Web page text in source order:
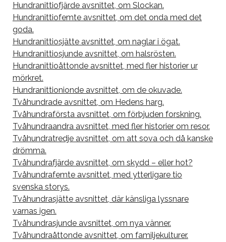
Hundranittiofjärde avsnittet, om Slockan.
Hundranittiofemte avsnittet, om det onda med det
goda.
Hundranittiosjätte avsnittet, om naglar i ögat.
Hundranittiosjunde avsnittet, om halsrösten.
Hundranittioåttonde avsnittet, med fler historier ur
mörkret.
Hundranittionionde avsnittet, om de okuvade.
Tvåhundrade avsnittet, om Hedens harg.
Tvåhundraförsta avsnittet, om förbjuden forskning.
Tvåhundraandra avsnittet, med fler historier om resor.
Tvåhundratredje avsnittet, om att sova och då kanske
drömma.
Tvåhundrafjärde avsnittet, om skydd – eller hot?
Tvåhundrafemte avsnittet, med ytterligare tio
svenska storys.
Tvåhundrasjätte avsnittet, där känsliga lyssnare
varnas igen.
Tvåhundrasjunde avsnittet, om nya vänner.
Tvåhundraåttonde avsnittet, om familjekulturer.